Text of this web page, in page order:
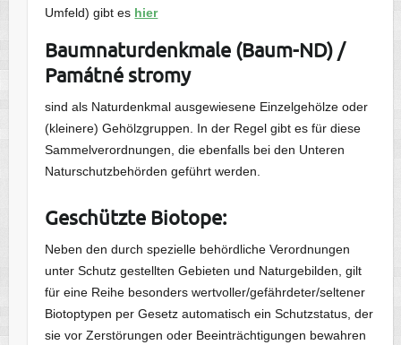
Umfeld) gibt es hier
Baumnaturdenkmale (Baum-ND) /
Památné stromy
sind als Naturdenkmal ausgewiesene Einzelgehölze oder
(kleinere) Gehölzgruppen. In der Regel gibt es für diese
Sammelverordnungen, die ebenfalls bei den Unteren
Naturschutzbehörden geführt werden.
Geschützte Biotope:
Neben den durch spezielle behördliche Verordnungen
unter Schutz gestellten Gebieten und Naturgebilden, gilt
für eine Reihe besonders wertvoller/gefährdeter/seltener
Biotoptypen per Gesetz automatisch ein Schutzstatus, der
sie vor Zerstörungen oder Beeinträchtigungen bewahren